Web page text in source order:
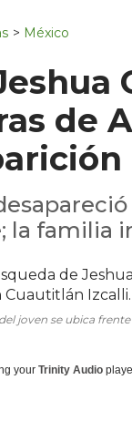
> México
de
la familia
joven se ubica
your Trinity Audio